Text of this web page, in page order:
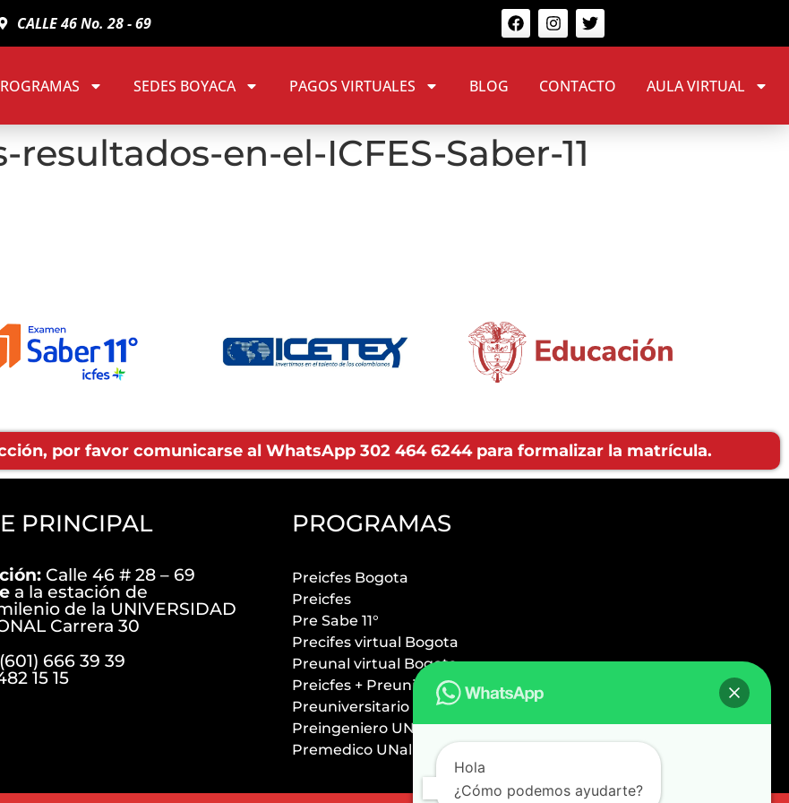
CALLE 46 No. 28 - 69
SEDES BOYACA PAGOS VIRTUALES BLOG CONTACTO AULA VIRTUAL
en-el-ICFES-Saber-11
por favor comunicarse al WhatsApp 302 464 6244 para formalizar la matrícula.
PRINCIPAL
Calle 46 # 28 – 69
a la estación de
de la UNIVERSIDAD
Carrera 30
666 39 39
15 15
PROGRAMAS
Preicfes Bogota
Preicfes
Pre Sabe 11°
Precifes virtual Bogota
Preunal virtual Bogota
Preicfes + Preuniversitario
Preuniversitario Bogota
Preingeniero UNal
Premedico UNal
Hola
¿Cómo podemos ayudarte?